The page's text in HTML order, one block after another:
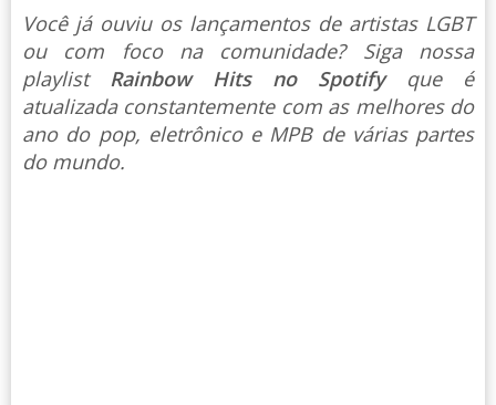
Você já ouviu os lançamentos de artistas LGBT
ou com foco na comunidade? Siga nossa
playlist Rainbow Hits no Spotify que é
atualizada constantemente com as melhores do
ano do pop, eletrônico e MPB de várias partes
do mundo.